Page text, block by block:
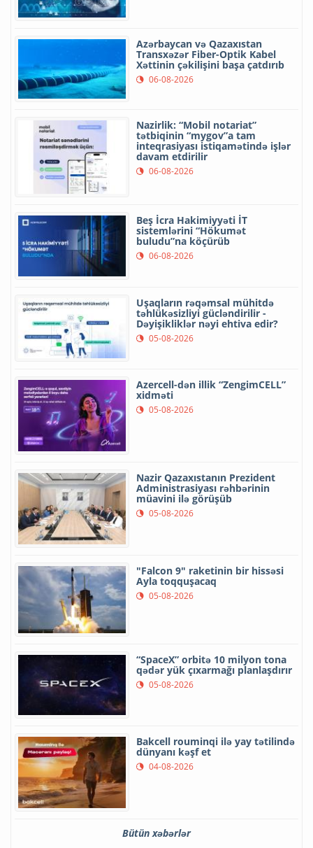
Azərbaycan və Qazaxıstan
Transxəzər Fiber-Optik Kabel
Xəttinin çəkilişini başa çatdırıb
06-08-2026
Nazirlik: “Mobil notariat”
tətbiqinin “mygov”a tam
inteqrasiyası istiqamətində işlər
davam etdirilir
06-08-2026
Beş İcra Hakimiyyəti İT
sistemlərini “Hökumət
buludu”na köçürüb
06-08-2026
Uşaqların rəqəmsal mühitdə
təhlükəsizliyi gücləndirilir -
Dəyişikliklər nəyi ehtiva edir?
05-08-2026
Azercell-dən illik “ZengimCELL”
xidməti
05-08-2026
Nazir Qazaxıstanın Prezident
Administrasiyası rəhbərinin
müavini ilə görüşüb
05-08-2026
"Falcon 9" raketinin bir hissəsi
Ayla toqquşacaq
05-08-2026
“SpaceX” orbitə 10 milyon tona
qədər yük çıxarmağı planlaşdırır
05-08-2026
Bakcell rouminqi ilə yay tətilində
dünyanı kəşf et
04-08-2026
Bütün xəbərlər